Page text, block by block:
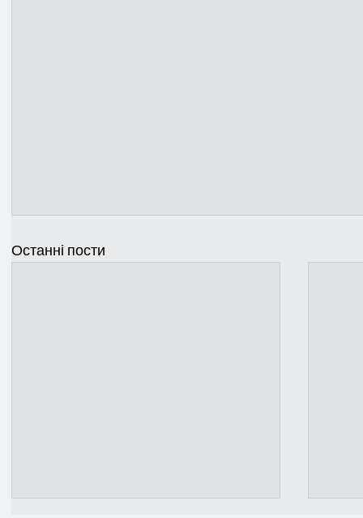
Останні пости